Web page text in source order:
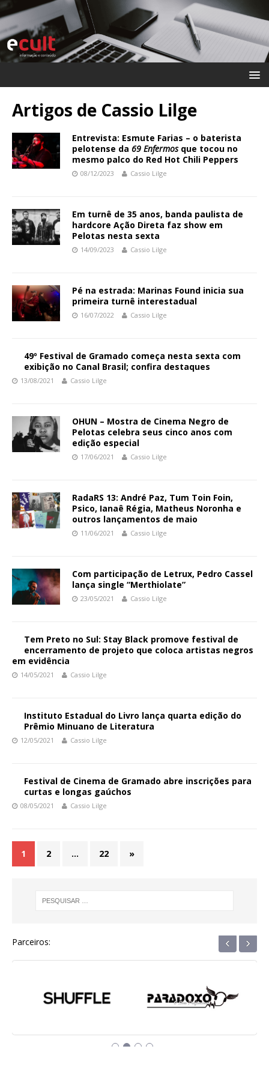
Artigos de Cassio Lilge
Entrevista: Esmute Farias – o baterista
pelotense da 69 Enfermos que tocou no
mesmo palco do Red Hot Chili Peppers
08/12/2023 Cassio Lilge
Em turnê de 35 anos, banda paulista de
hardcore Ação Direta faz show em
Pelotas nesta sexta
14/09/2023 Cassio Lilge
Pé na estrada: Marinas Found inicia sua
primeira turnê interestadual
16/07/2022 Cassio Lilge
49º Festival de Gramado começa nesta sexta com
exibição no Canal Brasil; confira destaques
13/08/2021 Cassio Lilge
OHUN – Mostra de Cinema Negro de
Pelotas celebra seus cinco anos com
edição especial
17/06/2021 Cassio Lilge
RadaRS 13: André Paz, Tum Toin Foin,
Psico, Ianaê Régia, Matheus Noronha e
outros lançamentos de maio
11/06/2021 Cassio Lilge
Com participação de Letrux, Pedro Cassel
lança single “Merthiolate”
23/05/2021 Cassio Lilge
Tem Preto no Sul: Stay Black promove festival de
encerramento de projeto que coloca artistas negros
em evidência
14/05/2021 Cassio Lilge
Instituto Estadual do Livro lança quarta edição do
Prêmio Minuano de Literatura
12/05/2021 Cassio Lilge
Festival de Cinema de Gramado abre inscrições para
curtas e longas gaúchos
08/05/2021 Cassio Lilge
1 2 … 22 »
Parceiros: ‹ ›